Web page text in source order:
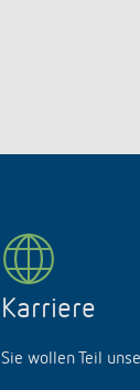
Karriere
Sie wollen Teil